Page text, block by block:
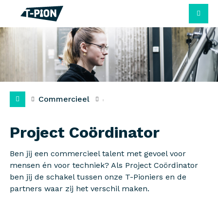
Commercieel
Project Coördinator
Ben jij een commercieel talent met gevoel voor
mensen én voor techniek? Als Project Coördinator
ben jij de schakel tussen onze T-Pioniers en de
partners waar zij het verschil maken.